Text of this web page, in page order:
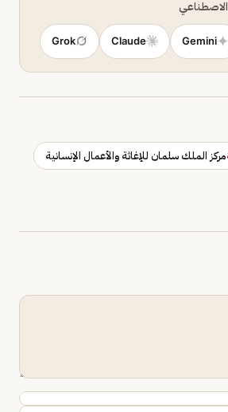
Gemini
Claude
Grok
مركز الملك سلمان للإغاثة والأعمال الإنسانية